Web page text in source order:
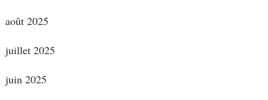
août 2025
juillet 2025
juin 2025